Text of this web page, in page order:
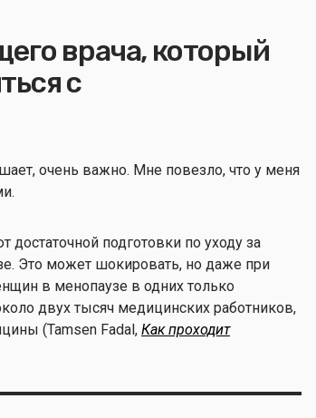
врача, который
с
очень важно. Мне повезло, что у меня
подготовки по уходу за
Это может шокировать, но даже при
в менопаузе в одних только
двух тысяч медицинских работников,
(Tamsen Fadal, Как проходит